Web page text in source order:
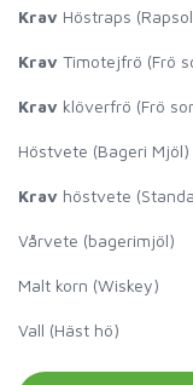
Krav Höstraps
Krav Timotejfrö (Frö
Krav klöverfrö (Frö
Höstvete (Bageri Mjöl)
Krav höstvete
Vårvete (bagerimjöl)
Malt korn (Wiskey)
Vall (Häst hö)